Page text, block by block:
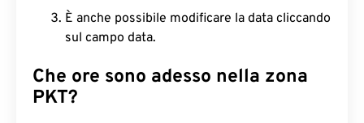
È anche possibile modificare la data cliccando
sul campo data.
Che ore sono adesso nella zona
PKT?